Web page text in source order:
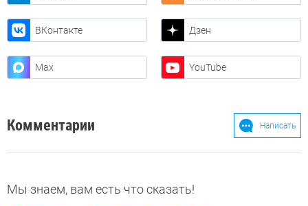
ВКонтакте Дзен
Max YouTube
Комментарии Написать
Мы знаем, вам есть что сказать!